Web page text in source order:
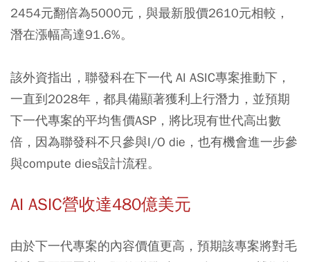
2454元翻倍為5000元，與最新股價2610元相較，
潛在漲幅高達91.6%。
該外資指出，聯發科在下一代 AI ASIC專案推動下，
一直到2028年，都具備顯著獲利上行潛力，並預期
下一代專案的平均售價ASP，將比現有世代高出數
倍，因為聯發科不只參與I/O die，也有機會進一步參
與compute dies設計流程。
AI ASIC營收達480億美元
由於下一代專案的內容價值更高，預期該專案將對毛